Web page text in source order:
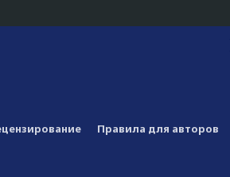
Правила для авторов